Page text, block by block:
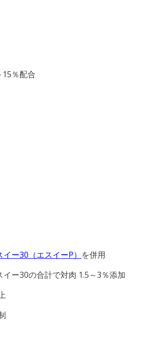
％配合
イー30（エスイーP） を併用
ー30の合計で対肉 1.5～3％添加